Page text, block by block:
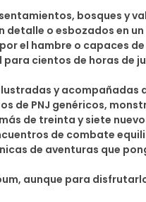
bosques y
o esbozados en
el hambre o capaces
cientos de horas de
y acompañadas
de PNJ genéricos,
de treinta y siete
de combate
de aventuras que
aunque para